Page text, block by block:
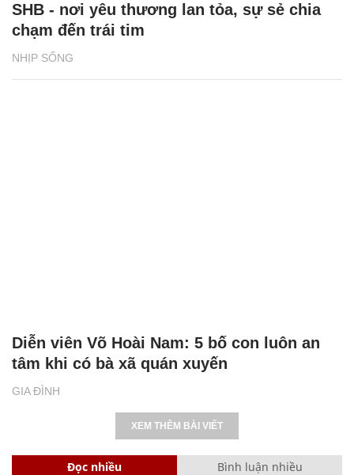
NHỊP SỐNG
SHB - nơi yêu thương lan tỏa, sự sẻ chia
chạm đến trái tim
GIA ĐÌNH
Diễn viên Võ Hoài Nam: 5 bố con luôn an
tâm khi có bà xã quán xuyến
XEM THÊM BÀI VIẾT
Đọc nhiều Bình luận nhiều